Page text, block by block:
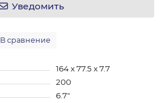
Уведомить
В сравнение
164 x 77.5 x 7.7
200
6.7"